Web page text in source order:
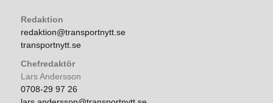
Redaktion
redaktion@transportnytt.se
transportnytt.se
Chefredaktör
Lars Andersson
0708-29 97 26